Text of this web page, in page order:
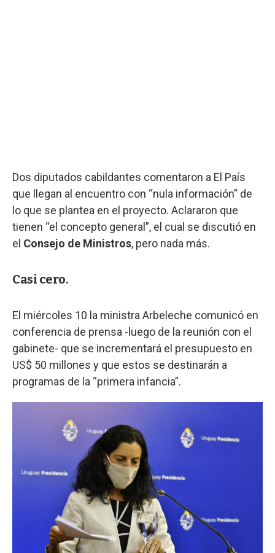
Dos diputados cabildantes comentaron a El País
que llegan al encuentro con “nula información” de
lo que se plantea en el proyecto. Aclararon que
tienen “el concepto general”, el cual se discutió en
el Consejo de Ministros, pero nada más.
Casi cero.
El miércoles 10 la ministra Arbeleche comunicó en
conferencia de prensa -luego de la reunión con el
gabinete- que se incrementará el presupuesto en
US$ 50 millones y que estos se destinarán a
programas de la “primera infancia”.